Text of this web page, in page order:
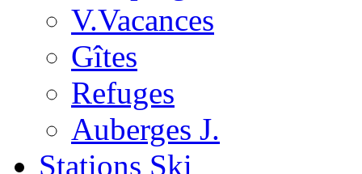
V.Vacances
Gîtes
Refuges
Auberges J.
Stations Ski